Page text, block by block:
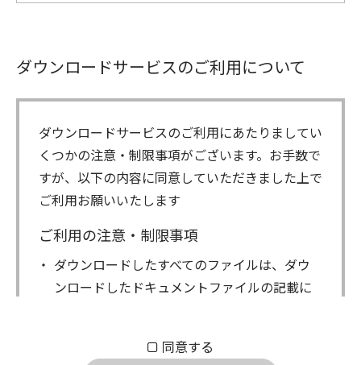
ダウンロードサービスのご利用について
ダウンロードサービスのご利用にあたりましてい
くつかの注意・制限事項がございます。お手数で
すが、以下の内容に同意していただきました上で
ご利用お願いいたします
ご利用の注意・制限事項
ダウンロードしたすべてのファイルは、ダウ
ンロードしたドキュメントファイルの記載に
社は一切の責任を負いません。また、ファイ
同意する